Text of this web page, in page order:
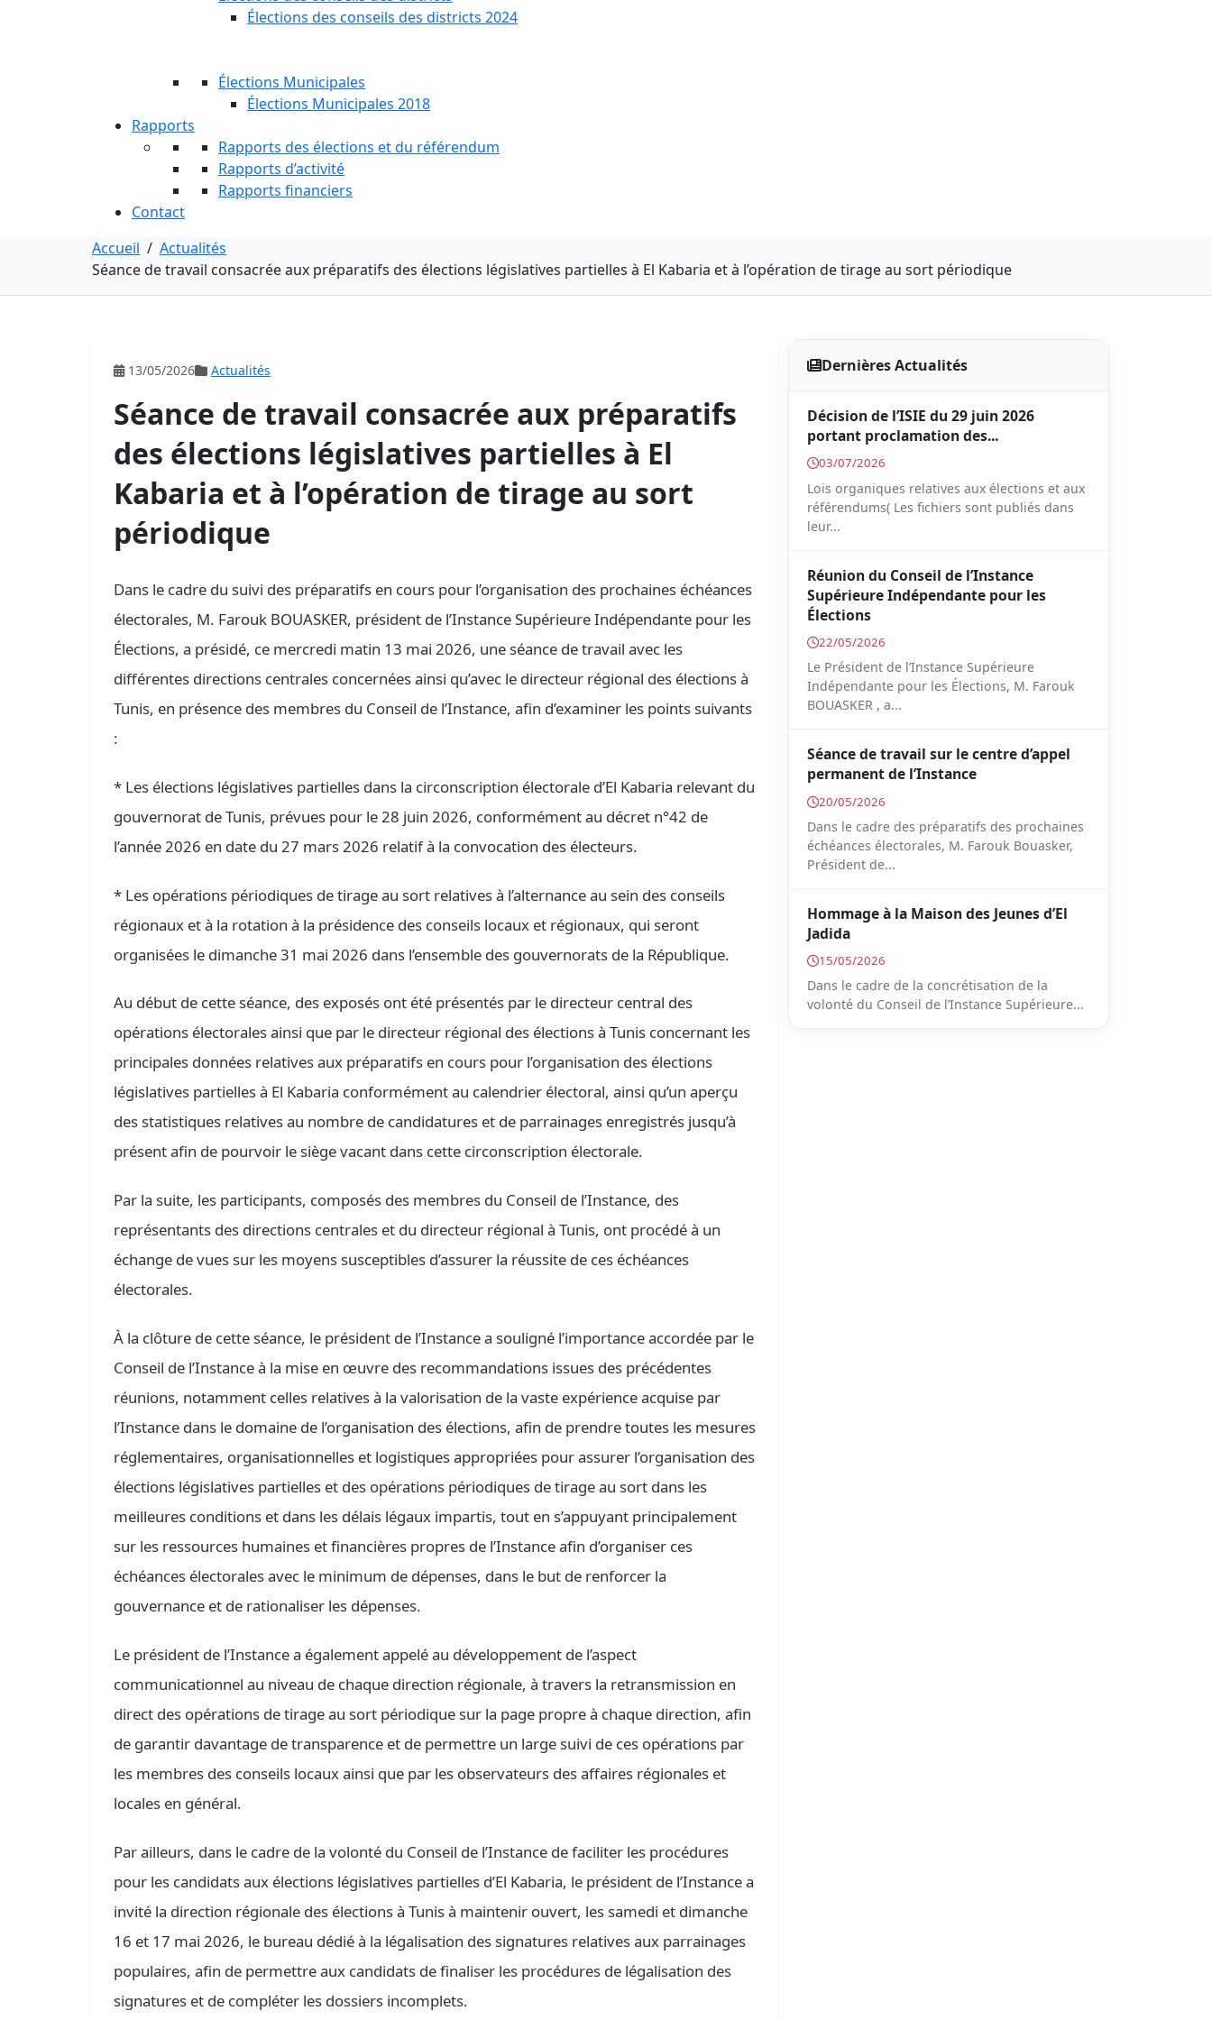
Élections des conseils des districts 2024
Élections Municipales
Élections Municipales 2018
Rapports
Rapports des élections et du référendum
Rapports d’activité
Rapports financiers
Contact
Accueil / Actualités
Séance de travail consacrée aux préparatifs des élections législatives partielles à El Kabaria et à l’opération de tirage au sort périodique
13/05/2026 Actualités
Séance de travail consacrée aux préparatifs
des élections législatives partielles à El
Kabaria et à l’opération de tirage au sort
périodique
Dans le cadre du suivi des préparatifs en cours pour l’organisation des prochaines échéances
électorales, M. Farouk BOUASKER, président de l’Instance Supérieure Indépendante pour les
Élections, a présidé, ce mercredi matin 13 mai 2026, une séance de travail avec les
différentes directions centrales concernées ainsi qu’avec le directeur régional des élections à
Tunis, en présence des membres du Conseil de l’Instance, afin d’examiner les points suivants
:
* Les élections législatives partielles dans la circonscription électorale d’El Kabaria relevant du
gouvernorat de Tunis, prévues pour le 28 juin 2026, conformément au décret n°42 de
l’année 2026 en date du 27 mars 2026 relatif à la convocation des électeurs.
* Les opérations périodiques de tirage au sort relatives à l’alternance au sein des conseils
régionaux et à la rotation à la présidence des conseils locaux et régionaux, qui seront
organisées le dimanche 31 mai 2026 dans l’ensemble des gouvernorats de la République.
Au début de cette séance, des exposés ont été présentés par le directeur central des
opérations électorales ainsi que par le directeur régional des élections à Tunis concernant les
principales données relatives aux préparatifs en cours pour l’organisation des élections
législatives partielles à El Kabaria conformément au calendrier électoral, ainsi qu’un aperçu
des statistiques relatives au nombre de candidatures et de parrainages enregistrés jusqu’à
présent afin de pourvoir le siège vacant dans cette circonscription électorale.
Par la suite, les participants, composés des membres du Conseil de l’Instance, des
représentants des directions centrales et du directeur régional à Tunis, ont procédé à un
échange de vues sur les moyens susceptibles d’assurer la réussite de ces échéances
électorales.
À la clôture de cette séance, le président de l’Instance a souligné l’importance accordée par le
Conseil de l’Instance à la mise en œuvre des recommandations issues des précédentes
réunions, notamment celles relatives à la valorisation de la vaste expérience acquise par
l’Instance dans le domaine de l’organisation des élections, afin de prendre toutes les mesures
réglementaires, organisationnelles et logistiques appropriées pour assurer l’organisation des
élections législatives partielles et des opérations périodiques de tirage au sort dans les
meilleures conditions et dans les délais légaux impartis, tout en s’appuyant principalement
sur les ressources humaines et financières propres de l’Instance afin d’organiser ces
échéances électorales avec le minimum de dépenses, dans le but de renforcer la
gouvernance et de rationaliser les dépenses.
Le président de l’Instance a également appelé au développement de l’aspect
communicationnel au niveau de chaque direction régionale, à travers la retransmission en
direct des opérations de tirage au sort périodique sur la page propre à chaque direction, afin
de garantir davantage de transparence et de permettre un large suivi de ces opérations par
les membres des conseils locaux ainsi que par les observateurs des affaires régionales et
locales en général.
Par ailleurs, dans le cadre de la volonté du Conseil de l’Instance de faciliter les procédures
pour les candidats aux élections législatives partielles d’El Kabaria, le président de l’Instance a
invité la direction régionale des élections à Tunis à maintenir ouvert, les samedi et dimanche
16 et 17 mai 2026, le bureau dédié à la légalisation des signatures relatives aux parrainages
populaires, afin de permettre aux candidats de finaliser les procédures de légalisation des
signatures et de compléter les dossiers incomplets.
Dernières Actualités
Décision de l’ISIE du 29 juin 2026
portant proclamation des...
03/07/2026
Lois organiques relatives aux élections et aux
référendums( Les fichiers sont publiés dans
leur...
Réunion du Conseil de l’Instance
Supérieure Indépendante pour les
Élections
22/05/2026
Le Président de l’Instance Supérieure
Indépendante pour les Élections, M. Farouk
BOUASKER , a...
Séance de travail sur le centre d’appel
permanent de l’Instance
20/05/2026
Dans le cadre des préparatifs des prochaines
échéances électorales, M. Farouk Bouasker,
Président de...
Hommage à la Maison des Jeunes d’El
Jadida
15/05/2026
Dans le cadre de la concrétisation de la
volonté du Conseil de l’Instance Supérieure...